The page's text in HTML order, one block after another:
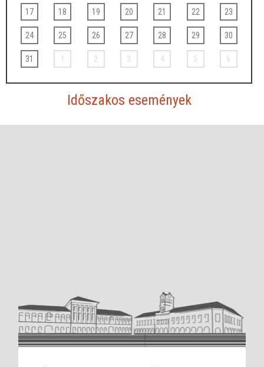
17 18 19 20 21 22 23
24 25 26 27 28 29 30
31 1 2 3 4 5 6
Időszakos események